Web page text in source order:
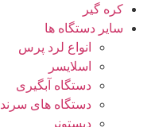
کره گیر
سایر دستگاه ها
انواع لرد پرس
اسلایسر
دستگاه آبگیری
دستگاه های سرند
دیستونر